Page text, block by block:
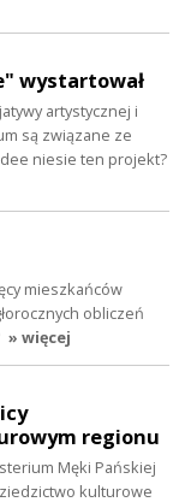
wystartował
artystycznej i
są związane ze
niesie ten projekt?
mieszkańców
obliczeń
» więcej
regionu
Męki Pańskiej
kulturowe